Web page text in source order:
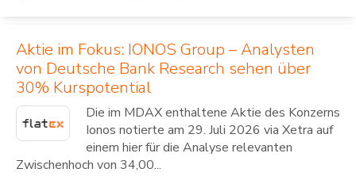
Aktie im Fokus: IONOS Group – Analysten
von Deutsche Bank Research sehen über
30% Kurspotential
Die im MDAX enthaltene Aktie des Konzerns
Ionos notierte am 29. Juli 2026 via Xetra auf
einem hier für die Analyse relevanten
Zwischenhoch von 34,00...